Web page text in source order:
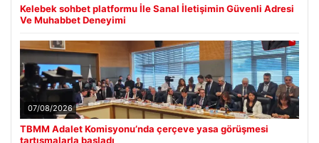
Kelebek sohbet platformu İle Sanal İletişimin Güvenli Adresi
Ve Muhabbet Deneyimi
07/08/2026
TBMM Adalet Komisyonu’nda çerçeve yasa görüşmesi
tartışmalarla başladı